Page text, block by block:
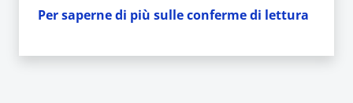
Per saperne di più sulle conferme di lettura